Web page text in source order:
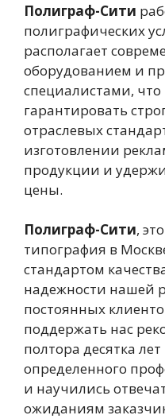
Полиграф-Сити
полиграфических
располагает
оборудованием и
специалистами, что
гарантировать
отраслевых
изготовлении
продукции и
цены.
Полиграф-Сити,
типография в
стандартом
надежности нашей
постоянных
поддержать нас
полтора десятка
определенного
и научились
ожиданиям